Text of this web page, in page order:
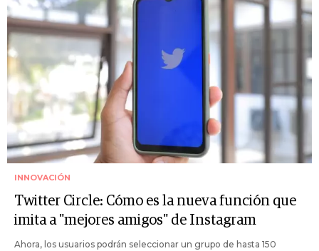
INNOVACIÓN
Twitter Circle: Cómo es la nueva función que
imita a "mejores amigos" de Instagram
Ahora, los usuarios podrán seleccionar un grupo de hasta 150